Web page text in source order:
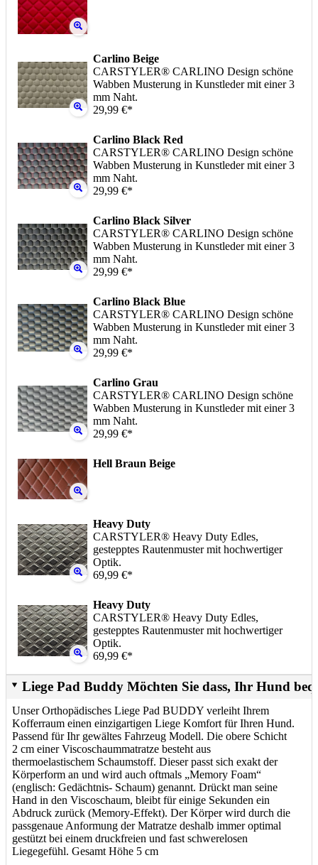
Carlino Beige
CARSTYLER® CARLINO Design schöne
Wabben Musterung in Kunstleder mit einer 3
mm Naht.
29,99 €*
Carlino Black Red
CARSTYLER® CARLINO Design schöne
Wabben Musterung in Kunstleder mit einer 3
mm Naht.
29,99 €*
Carlino Black Silver
CARSTYLER® CARLINO Design schöne
Wabben Musterung in Kunstleder mit einer 3
mm Naht.
29,99 €*
Carlino Black Blue
CARSTYLER® CARLINO Design schöne
Wabben Musterung in Kunstleder mit einer 3
mm Naht.
29,99 €*
Carlino Grau
CARSTYLER® CARLINO Design schöne
Wabben Musterung in Kunstleder mit einer 3
mm Naht.
29,99 €*
Hell Braun Beige
Heavy Duty
CARSTYLER® Heavy Duty Edles,
gestepptes Rautenmuster mit hochwertiger
Optik.
69,99 €*
Heavy Duty
CARSTYLER® Heavy Duty Edles,
gestepptes Rautenmuster mit hochwertiger
Optik.
69,99 €*
Liege Pad Buddy Möchten Sie dass, Ihr Hund
Unser Orthopädisches Liege Pad BUDDY verleiht Ihrem
Kofferraum einen einzigartigen Liege Komfort für Ihren Hund.
Passend für Ihr gewältes Fahrzeug Modell. Die obere Schicht
2 cm einer Viscoschaummatratze besteht aus
thermoelastischem Schaumstoff. Dieser passt sich exakt der
Körperform an und wird auch oftmals „Memory Foam“
(englisch: Gedächtnis- Schaum) genannt. Drückt man seine
Hand in den Viscoschaum, bleibt für einige Sekunden ein
Abdruck zurück (Memory-Effekt). Der Körper wird durch die
passgenaue Anformung der Matratze deshalb immer optimal
gestützt bei einem druckfreien und fast schwerelosen
Liegegefühl. Gesamt Höhe 5 cm